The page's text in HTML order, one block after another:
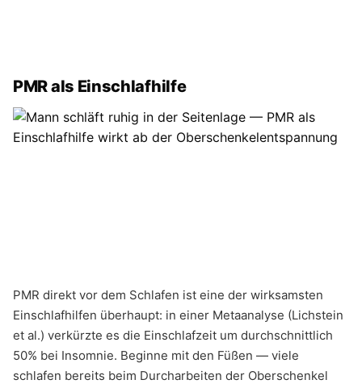
PMR als Einschlafhilfe
PMR direkt vor dem Schlafen ist eine der wirksamsten
Einschlafhilfen überhaupt: in einer Metaanalyse (Lichstein
et al.) verkürzte es die Einschlafzeit um durchschnittlich
50% bei Insomnie. Beginne mit den Füßen — viele
schlafen bereits beim Durcharbeiten der Oberschenkel